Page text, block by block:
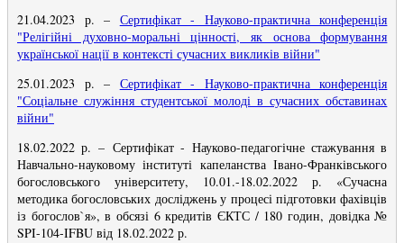
21.04.2023 р. – Сертифікат - Науково-практична конференція
"Релігійні духовно-моральні цінності, як основа формування
української нації в контексті сучасних викликів війни"
25.01.2023 р. – Сертифікат - Науково-практична конференція
"Соціальне служіння студентської молоді в сучасних обставинах
війни"
18.02.2022 р.– Сертифікат -Науково-педагогічне стажування в
Навчально-науковому інституті капеланства Івано-Франківського
богословського університету, 10.01.-18.02.2022 р. «Сучасна
методика богословських досліджень у процесі підготовки фахівців
із богослов`я», в обсязі 6 кредитів ЄКТС / 180 годин, довідка №
SPI-104-IFBU від 18.02.2022 р.